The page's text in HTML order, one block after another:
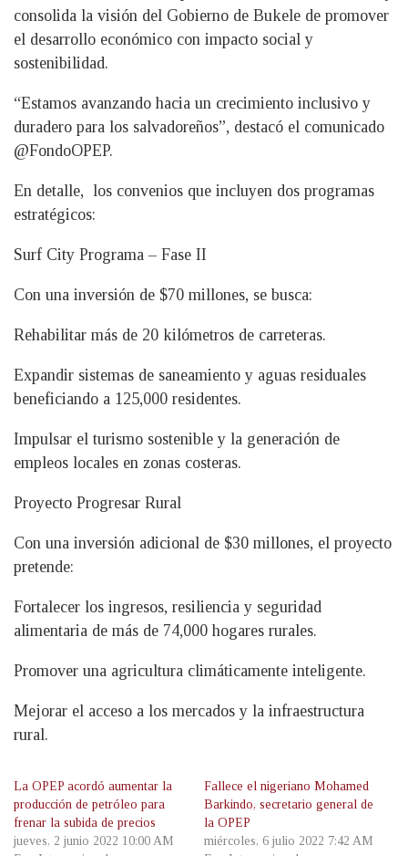
consolida la visión del Gobierno de Bukele de promover
el desarrollo económico con impacto social y
sostenibilidad.
“Estamos avanzando hacia un crecimiento inclusivo y
duradero para los salvadoreños”, destacó el comunicado
@FondoOPEP.
En detalle, los convenios que incluyen dos programas
estratégicos:
Surf City Programa – Fase II
Con una inversión de $70 millones, se busca:
Rehabilitar más de 20 kilómetros de carreteras.
Expandir sistemas de saneamiento y aguas residuales
beneficiando a 125,000 residentes.
Impulsar el turismo sostenible y la generación de
empleos locales en zonas costeras.
Proyecto Progresar Rural
Con una inversión adicional de $30 millones, el proyecto
pretende:
Fortalecer los ingresos, resiliencia y seguridad
alimentaria de más de 74,000 hogares rurales.
Promover una agricultura climáticamente inteligente.
Mejorar el acceso a los mercados y la infraestructura
rural.
La OPEP acordó aumentar la
producción de petróleo para
frenar la subida de precios
jueves, 2 junio 2022 10:00 AM
Fallece el nigeriano Mohamed
Barkindo, secretario general de
la OPEP
miércoles, 6 julio 2022 7:42 AM